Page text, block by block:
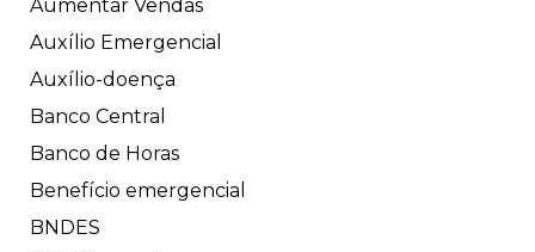
Aumentar Vendas
Auxílio Emergencial
Auxílio-doença
Banco Central
Banco de Horas
Benefício emergencial
BNDES